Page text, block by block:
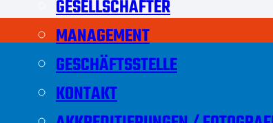
GESELLSCHAFTER
MANAGEMENT
GESCHÄFTSSTELLE
KONTAKT